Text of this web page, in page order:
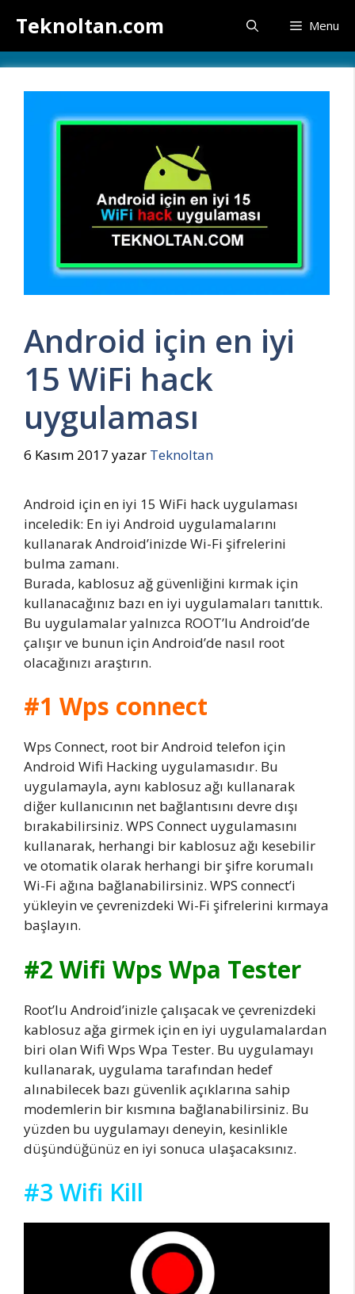
atlaTeknoltan.com Menu
Android için en iyi
15 WiFi hack
uygulaması
6 Kasım 2017 yazar Teknoltan
Android için en iyi 15 WiFi hack uygulaması
inceledik: En iyi Android uygulamalarını
kullanarak Android’inizde Wi-Fi şifrelerini
bulma zamanı.
Burada, kablosuz ağ güvenliğini kırmak için
kullanacağınız bazı en iyi uygulamaları tanıttık.
Bu uygulamalar yalnızca ROOT’lu Android’de
çalışır ve bunun için Android’de nasıl root
olacağınızı araştırın.
#1 Wps connect
Wps Connect, root bir Android telefon için
Android Wifi Hacking uygulamasıdır. Bu
uygulamayla, aynı kablosuz ağı kullanarak
diğer kullanıcının net bağlantısını devre dışı
bırakabilirsiniz. WPS Connect uygulamasını
kullanarak, herhangi bir kablosuz ağı kesebilir
ve otomatik olarak herhangi bir şifre korumalı
Wi-Fi ağına bağlanabilirsiniz. WPS connect’i
yükleyin ve çevrenizdeki Wi-Fi şifrelerini kırmaya
başlayın.
#2 Wifi Wps Wpa Tester
Root’lu Android’inizle çalışacak ve çevrenizdeki
kablosuz ağa girmek için en iyi uygulamalardan
biri olan Wifi Wps Wpa Tester. Bu uygulamayı
kullanarak, uygulama tarafından hedef
alınabilecek bazı güvenlik açıklarına sahip
modemlerin bir kısmına bağlanabilirsiniz. Bu
yüzden bu uygulamayı deneyin, kesinlikle
düşündüğünüz en iyi sonuca ulaşacaksınız.
#3 Wifi Kill